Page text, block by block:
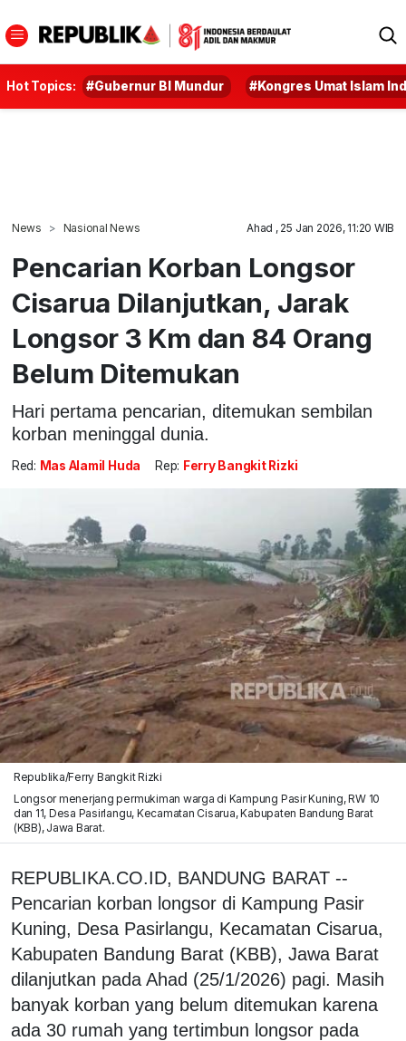
Hot Topics: #Gubernur BI Mundur #Kongres Umat Islam
News Nasional News Ahad , 25 Jan 2026, 11:20 WIB
Pencarian Korban Longsor
Cisarua Dilanjutkan, Jarak
Longsor 3 Km dan 84 Orang
Belum Ditemukan
Hari pertama pencarian, ditemukan sembilan
korban meninggal dunia.
Red: Mas Alamil Huda Rep: Ferry Bangkit Rizki
Republika/Ferry Bangkit Rizki
Longsor menerjang permukiman warga di Kampung Pasir Kuning, RW 10
dan 11, Desa Pasirlangu, Kecamatan Cisarua, Kabupaten Bandung Barat
(KBB), Jawa Barat.
REPUBLIKA.CO.ID, BANDUNG BARAT --
Pencarian korban longsor di Kampung Pasir
Kuning, Desa Pasirlangu, Kecamatan Cisarua,
Kabupaten Bandung Barat (KBB), Jawa Barat
dilanjutkan pada Ahad (25/1/2026) pagi. Masih
banyak korban yang belum ditemukan karena
ada 30 rumah yang tertimbun longsor pada